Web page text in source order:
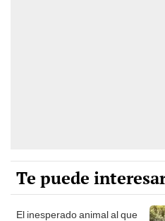
Te puede
El inesperado animal al que